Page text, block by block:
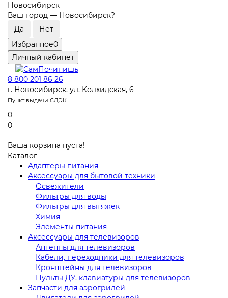
Новосибирск
Ваш город — Новосибирск?
Избранное0
Личный кабинет
8 800 201 86 26
г. Новосибирск, ул. Колхидская, 6
Пункт выдачи СДЭК
0
0
Ваша корзина пуста!
Каталог
Адаптеры питания
Аксессуары для бытовой техники
Освежители
Фильтры для воды
Фильтры для вытяжек
Химия
Элементы питания
Аксессуары для телевизоров
Антенны для телевизоров
Кабели, переходники для телевизоров
Кронштейны для телевизоров
Пульты ДУ, клавиатуры для телевизоров
Запчасти для аэрогрилей